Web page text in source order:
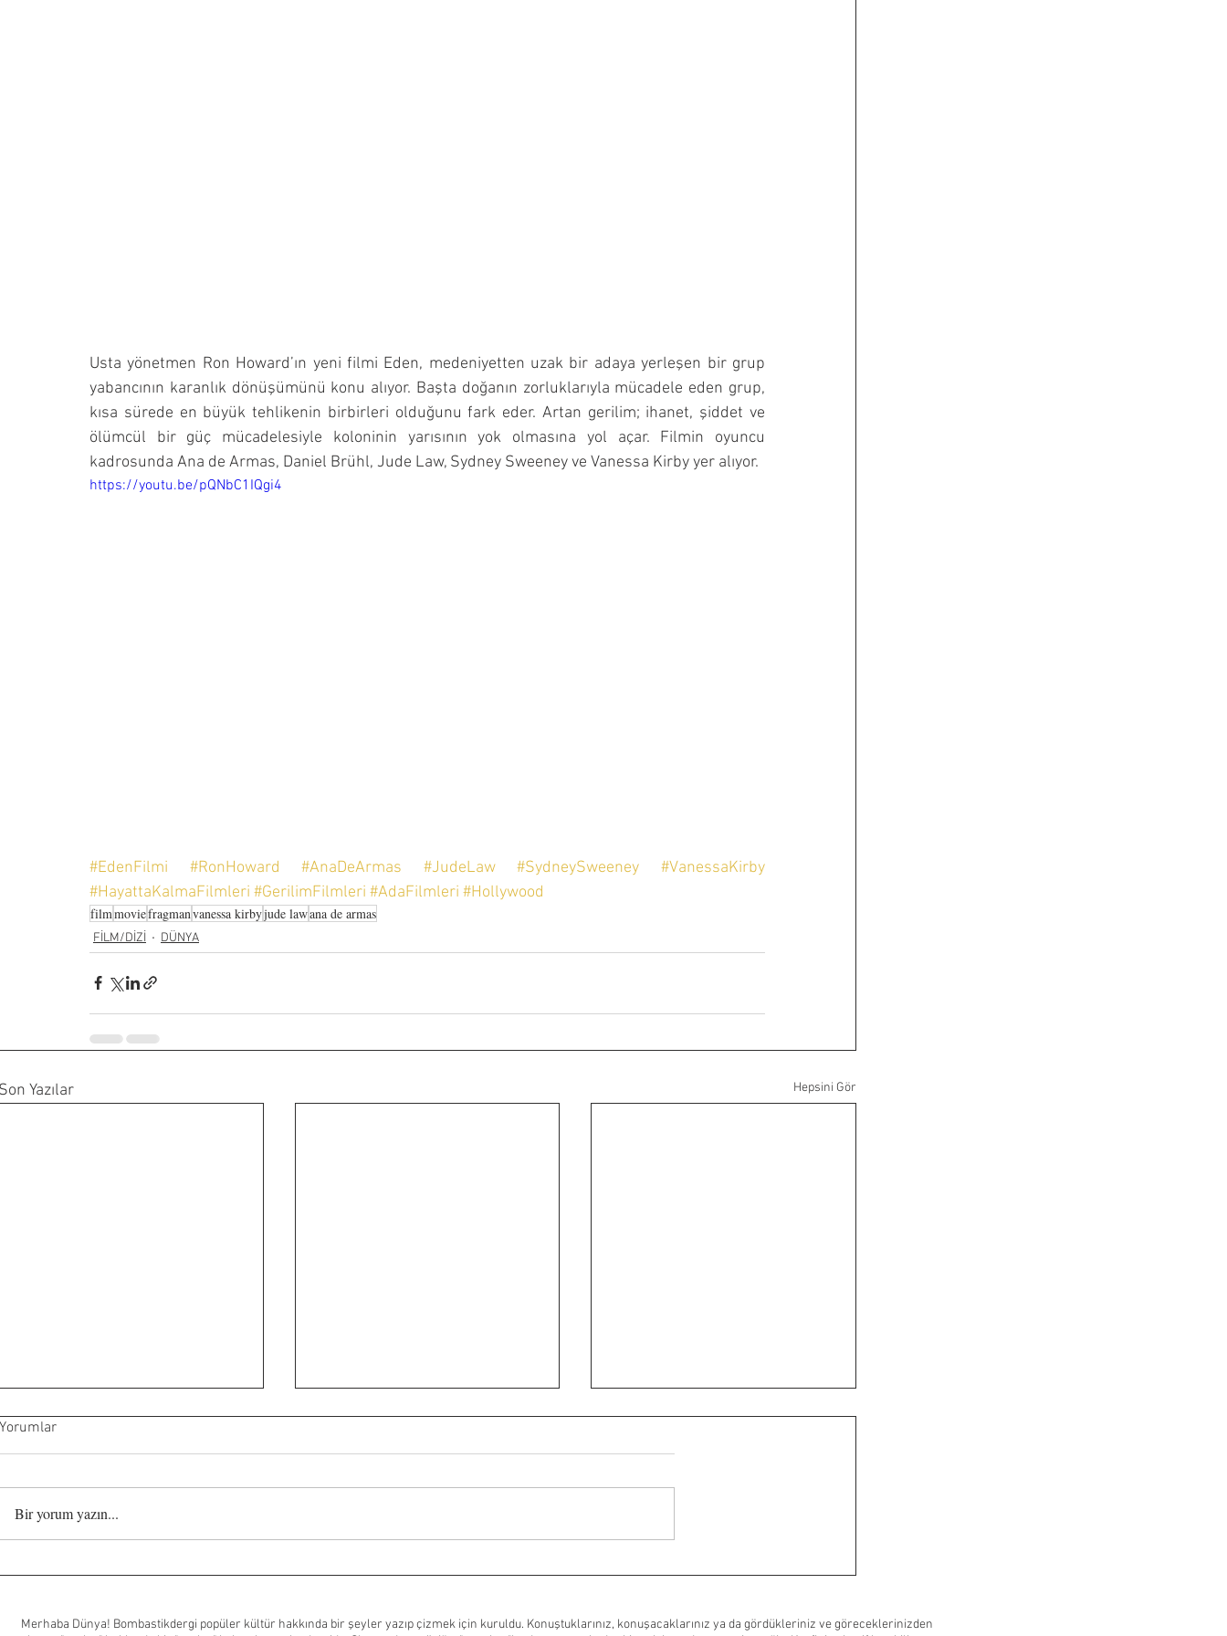
Usta yönetmen Ron Howard’ın yeni filmi Eden, medeniyetten uzak bir adaya yerleşen bir grup
yabancının karanlık dönüşümünü konu alıyor. Başta doğanın zorluklarıyla mücadele eden grup,
kısa sürede en büyük tehlikenin birbirleri olduğunu fark eder. Artan gerilim; ihanet, şiddet ve
ölümcül bir güç mücadelesiyle koloninin yarısının yok olmasına yol açar. Filmin oyuncu
kadrosunda Ana de Armas, Daniel Brühl, Jude Law, Sydney Sweeney ve Vanessa Kirby yer alıyor.
https://youtu.be/pQNbC1IQgi4
#EdenFilmi #RonHoward #AnaDeArmas #JudeLaw #SydneySweeney
#VanessaKirby
#HayattaKalmaFilmleri #GerilimFilmleri #AdaFilmleri #Hollywood
filmmoviefragmanvanessa kirbyjude lawana de armas
FİLM/DİZİ DÜNYA
Yazılar Hepsini Gör
Yorumlar
Bir yorum yazın...
Merhaba Dünya! Bombastikdergi popüler kültür hakkında bir şeyler yazıp çizmek için kuruldu. Konuştuklarınız, konuşacaklarınız ya da gördükleriniz ve göreceklerinizden